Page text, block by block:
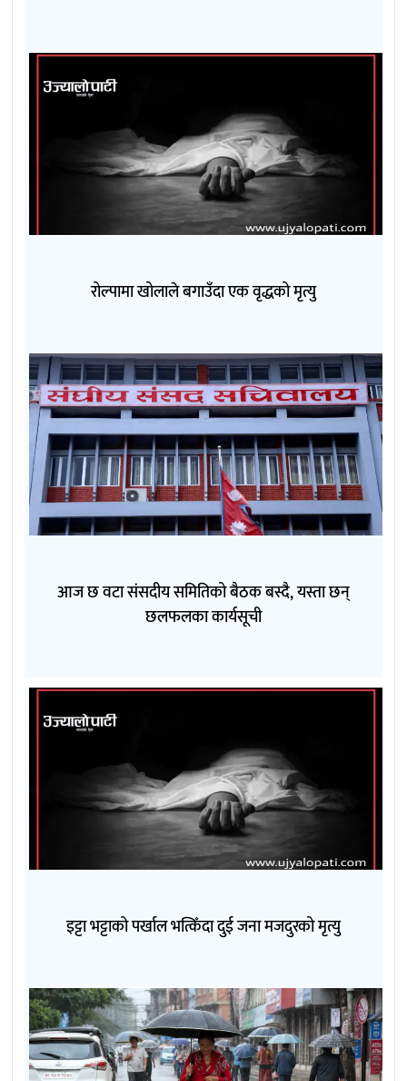
रोल्पामा खोलाले बगाउँदा एक वृद्धको मृत्यु
आज छ वटा संसदीय समितिको बैठक बस्दै, यस्ता छन्
छलफलका कार्यसूची
इट्टा भट्टाको पर्खाल भत्किँदा दुई जना मजदुरको मृत्यु